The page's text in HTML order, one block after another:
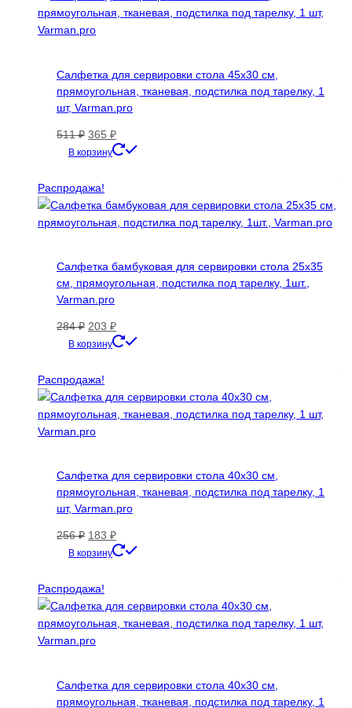
Салфетка для сервировки стола 45х30 см,
прямоугольная, тканевая, подстилка под тарелку, 1
шт, Varman.pro
511₽ Первоначальная
цена
511 ₽.
365 ₽Текущая
цена:
В корзину
Распродажа!
Салфетка бамбуковая для сервировки стола 25х35
см, прямоугольная, подстилка под тарелку, 1шт.,
Varman.pro
284₽ Первоначальная
цена
284 ₽.
203 ₽Текущая
цена:
В корзину
Распродажа!
Салфетка для сервировки стола 40х30 см,
прямоугольная, тканевая, подстилка под тарелку, 1
шт, Varman.pro
256₽ Первоначальная
цена
256 ₽.
183 ₽Текущая
цена:
В корзину
Распродажа!
Салфетка для сервировки стола 40х30 см,
прямоугольная, тканевая, подстилка под тарелку, 1